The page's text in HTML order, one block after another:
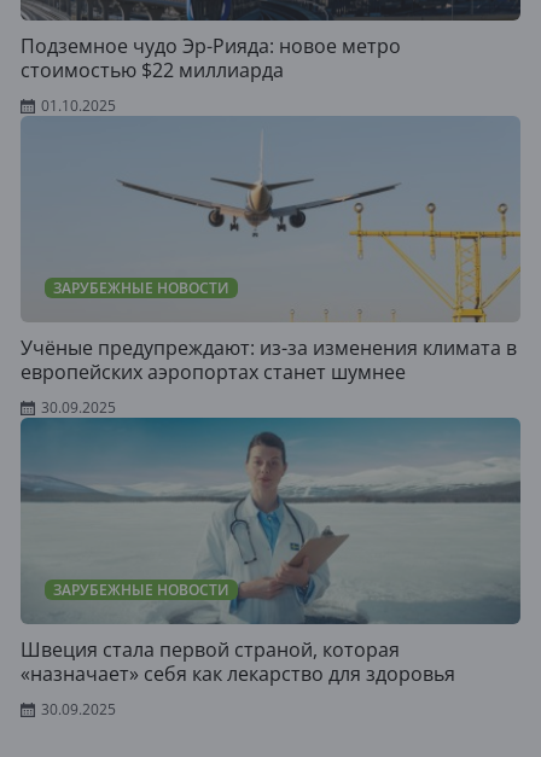
Подземное чудо Эр-Рияда: новое метро
стоимостью $22 миллиарда
01.10.2025
ЗАРУБЕЖНЫЕ НОВОСТИ
Учёные предупреждают: из-за изменения климата в
европейских аэропортах станет шумнее
30.09.2025
ЗАРУБЕЖНЫЕ НОВОСТИ
Швеция стала первой страной, которая
«назначает» себя как лекарство для здоровья
30.09.2025